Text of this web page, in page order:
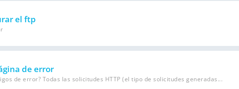
el ftp
de error
de error? Todas las solicitudes HTTP (el tipo de solicitudes generadas...